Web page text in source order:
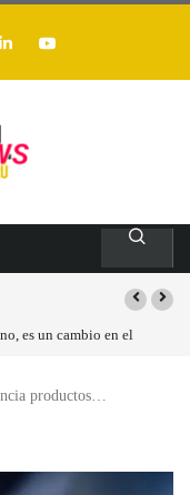
más de un 94 % en
productos…